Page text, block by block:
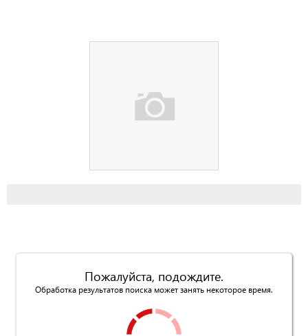
Пожалуйста, подождите.
Обработка результатов поиска может занять некоторое время.